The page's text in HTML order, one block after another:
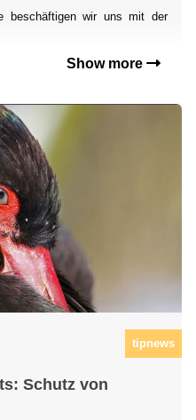
beschäftigen wir uns mit der
Show more
tipnews
Schutz von